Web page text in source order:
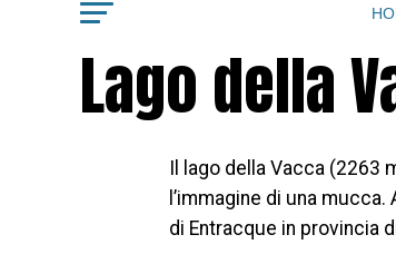
Lago della
Il lago della Vacca
l’immagine di una
di Entracque in provincia